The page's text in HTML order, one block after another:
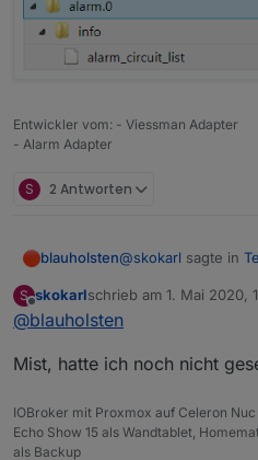
Entwickler vom: - Viessman Adapter
- Alarm Adapter
S 2 Antworten
blauholsten@skokarl sagte in
Gegenteil, ist
kann ich nicht
Gibt es doch
S
Offline
skokarlschrieb am 1. Mai 2020,
zuletzt editiert von
@blauholsten
Mist, hatte ich noch nicht
IOBroker mit Proxmox auf Celeron Nuc
Echo Show 15 als Wandtablet,
als Backup